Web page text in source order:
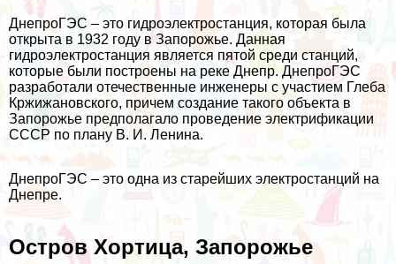
ДнепроГЭС – это гидроэлектростанция, которая была
открыта в 1932 году в Запорожье. Данная
гидроэлектростанция является пятой среди станций,
которые были построены на реке Днепр. ДнепроГЭС
разработали отечественные инженеры с участием Глеба
Кржижановского, причем создание такого объекта в
Запорожье предполагало проведение электрификации
СССР по плану В. И. Ленина.
ДнепроГЭС – это одна из старейших электростанций на
Днепре.
Остров Хортица, Запорожье